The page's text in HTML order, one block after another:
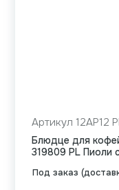
Под заказ
Артикул 12AP12
Блюдце для
319809 PL Пиоли